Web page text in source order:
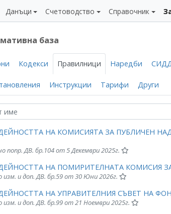
Данъци Счетоводство Справочник
база
Кодекси Правилници Наредби
Инструкции Тарифи Други
НА КОМИСИЯТА ЗА ПУБЛИЧЕН
попр. ДВ. бр.104 от 5 Декември 2025г.
НА ПОМИРИТЕЛНАТА КОМИСИЯ
изм. и доп. ДВ. бр.59 от 30 Юни 2026г.
НА УПРАВИТЕЛНИЯ СЪВЕТ НА
изм. и доп. ДВ. бр.99 от 21 Ноември 2025г.